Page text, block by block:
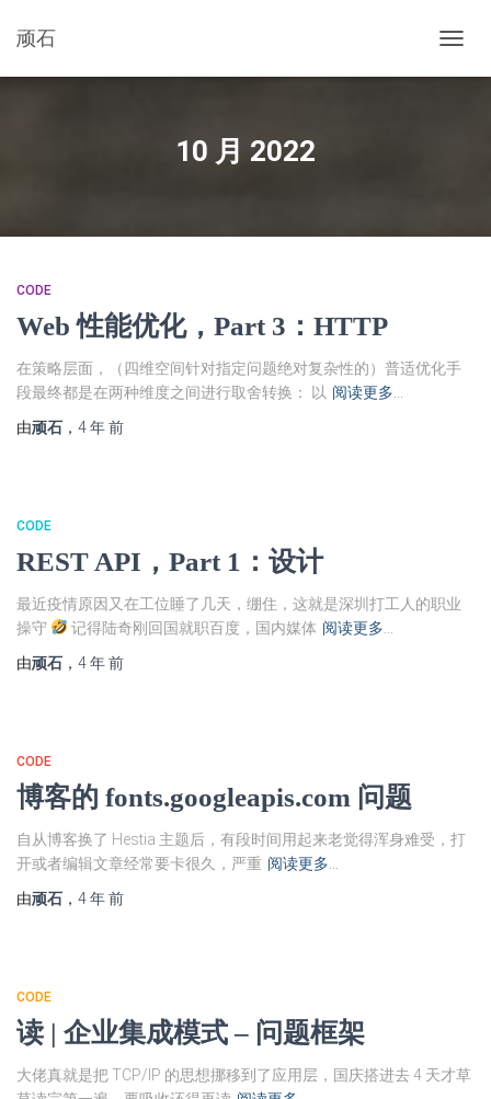
顽石
换
10 月 2022
CODE
Web 性能优化，Part 3：HTTP
在策略层面，（四维空间针对指定问题绝对复杂性的）普适优化手
段最终都是在两种维度之间进行取舍转换： 以 阅读更多…
由顽石 ， 4 年前
CODE
REST API，Part 1：设计
最近疫情原因又在工位睡了几天，绷住，这就是深圳打工人的职业
操守
记得陆奇刚回国就职百度，国内媒体 阅读更多…
由顽石 ， 4 年前
CODE
博客的 fonts.googleapis.com 问题
自从博客换了 Hestia 主题后，有段时间用起来老觉得浑身难受，打
开或者编辑文章经常要卡很久，严重 阅读更多…
由顽石 ， 4 年前
CODE
读 | 企业集成模式 – 问题框架
大佬真就是把 TCP/IP 的思想挪移到了应用层，国庆搭进去 4 天才草